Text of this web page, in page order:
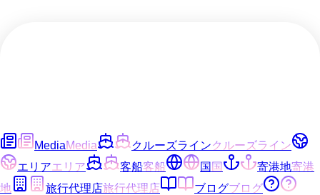
MediaMedia クルーズラインクルーズライン
エリアエリア 客船客船 国国 寄港地寄港
地
旅行代理店旅行代理店 ブログブログ